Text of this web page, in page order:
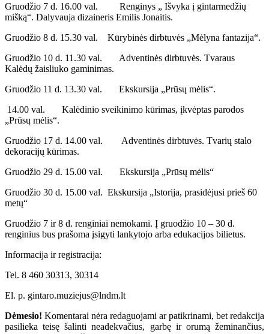
Gruodžio 7 d. 16.00 val. Renginys „ Išvyka į gintarmedžių
mišką“. Dalyvauja dizaineris Emilis Jonaitis.
Gruodžio 8 d. 15.30 val. Kūrybinės dirbtuvės „Mėlyna fantazija“.
Gruodžio 10 d. 11.30 val. Adventinės dirbtuvės. Tvaraus
Kalėdų žaisliuko gaminimas.
Gruodžio 11 d. 13.30 val. Ekskursija „Prūsų mėlis“.
14.00 val. Kalėdinio sveikinimo kūrimas, įkvėptas parodos
„Prūsų mėlis“.
Gruodžio 17 d. 14.00 val. Adventinės dirbtuvės. Tvarių stalo
dekoracijų kūrimas.
Gruodžio 29 d. 15.00 val. Ekskursija „Prūsų mėlis“
Gruodžio 30 d. 15.00 val. Ekskursija „Istorija, prasidėjusi prieš 60
metų“
Gruodžio 7 ir 8 d. renginiai nemokami. Į gruodžio 10 – 30 d.
renginius bus prašoma įsigyti lankytojo arba edukacijos bilietus.
Informacija ir registracija:
Tel. 8 460 30313, 30314
El. p. gintaro.muziejus@lndm.lt
Dėmesio! Komentarai nėra redaguojami ar patikrinami, bet redakcija
pasilieka teisę šalinti neadekvačius, garbę ir orumą žeminančius,